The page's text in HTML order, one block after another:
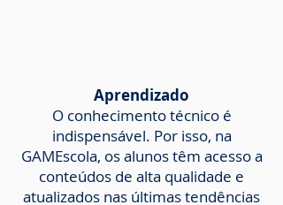
Aprendizado
O conhecimento técnico é
indispensável. Por isso, na
GAMEscola, os alunos têm acesso a
conteúdos de alta qualidade e
atualizados nas últimas tendências